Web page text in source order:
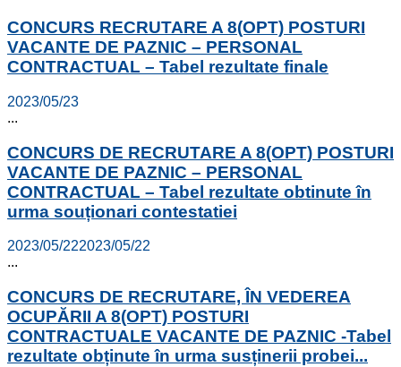
CONCURS RECRUTARE A 8(OPT) POSTURI
VACANTE DE PAZNIC – PERSONAL
CONTRACTUAL – Tabel rezultate finale
2023/05/23
...
CONCURS DE RECRUTARE A 8(OPT) POSTURI
VACANTE DE PAZNIC – PERSONAL
CONTRACTUAL – Tabel rezultate obtinute în
urma souționari contestatiei
2023/05/222023/05/22
...
CONCURS DE RECRUTARE, ÎN VEDEREA
OCUPĂRII A 8(OPT) POSTURI
CONTRACTUALE VACANTE DE PAZNIC -Tabel
rezultate obținute în urma susținerii probei...